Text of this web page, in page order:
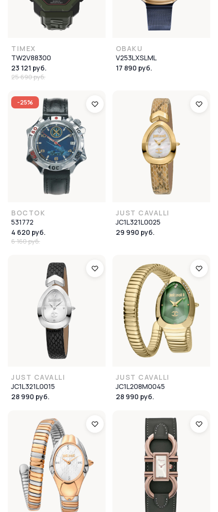
TIMEX
TW2V88300
23 121 руб.
25 690 руб.
OBAKU
V253LXSLML
17 890 руб.
-25%
ВОСТОК
531772
4 620 руб.
6 160 руб.
JUST CAVALLI
JC1L321L0025
29 990 руб.
JUST CAVALLI
JC1L321L0015
28 990 руб.
JUST CAVALLI
JC1L208M0045
28 990 руб.